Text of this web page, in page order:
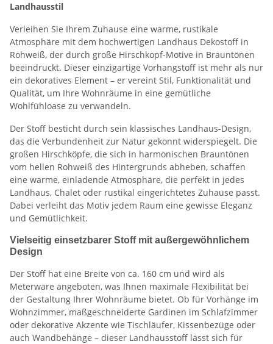
Landhausstil
Verleihen Sie Ihrem Zuhause eine warme, rustikale
Atmosphäre mit dem hochwertigen Landhaus Dekostoff in
Rohweiß, der durch große Hirschkopf-Motive in Brauntönen
beeindruckt. Dieser einzigartige Vorhangstoff ist mehr als nur
ein dekoratives Element – er vereint Stil, Funktionalität und
Qualität, um Ihre Wohnräume in eine gemütliche
Wohlfühloase zu verwandeln.
Der Stoff besticht durch sein klassisches Landhaus-Design,
das die Verbundenheit zur Natur gekonnt widerspiegelt. Die
großen Hirschköpfe, die sich in harmonischen Brauntönen
vom hellen Rohweiß des Hintergrunds abheben, schaffen
eine warme, einladende Atmosphäre, die perfekt in jedes
Landhaus, Chalet oder rustikal eingerichtetes Zuhause passt.
Dabei verleiht das Motiv jedem Raum eine gewisse Eleganz
und Gemütlichkeit.
Vielseitig einsetzbarer Stoff mit außergewöhnlichem
Design
Der Stoff hat eine Breite von ca. 160 cm und wird als
Meterware angeboten, was Ihnen maximale Flexibilität bei
der Gestaltung Ihrer Wohnräume bietet. Ob für Vorhänge im
Wohnzimmer, maßgeschneiderte Gardinen im Schlafzimmer
oder dekorative Akzente wie Tischläufer, Kissenbezüge oder
auch Wandbehänge – dieser Landhausstoff lässt sich für